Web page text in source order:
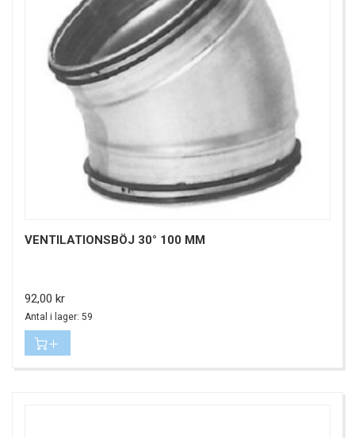
VENTILATIONSBÖJ 30° 100 MM
Pris
92,00 kr
Antal i lager: 59